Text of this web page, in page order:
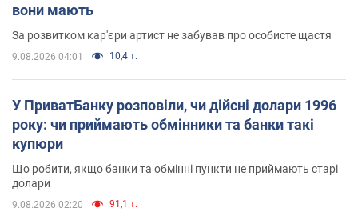
вони мають
За розвитком кар'єри артист не забував про особисте щастя
9.08.2026 04:01 10,4 т.
У ПриватБанку розповіли, чи дійсні долари 1996
року: чи приймають обмінники та банки такі
купюри
Що робити, якщо банки та обмінні пункти не приймають старі
долари
9.08.2026 02:20 91,1 т.